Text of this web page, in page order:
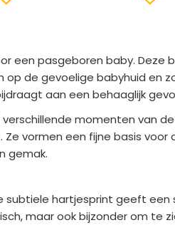
een pasgeboren baby.
de gevoelige babyhuid en
aan een behaaglijk
verschillende momenten van
vormen een fijne basis
gemak.
subtiele hartjesprint geeft
maar ook bijzonder om te